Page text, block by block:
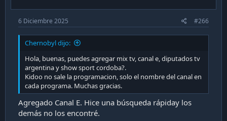
6 Diciembre 2025 #266
Chernobyl dijo:
Hola, buenas, puedes agregar mix tv, canal e, diputados tv
argentina y show sport cordoba?.
Kidoo no sale la programacion, solo el nombre del canal en
cada programa. Muchas gracias.
Agregado Canal E. Hice una búsqueda rápiday los
demás no los encontré.